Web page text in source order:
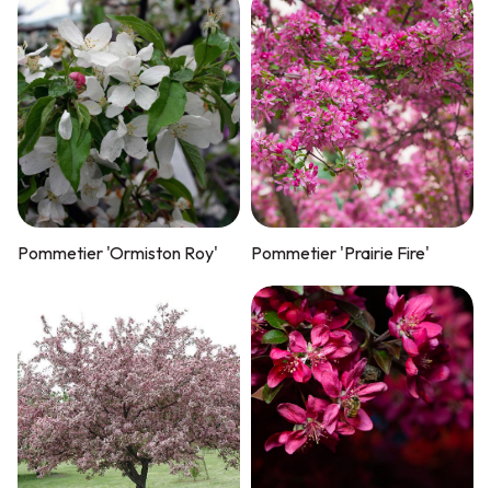
Pommetier 'Ormiston Roy' Pommetier 'Prairie Fire'